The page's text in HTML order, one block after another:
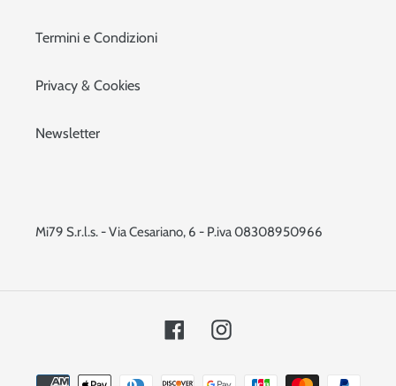
Termini e Condizioni
Privacy & Cookies
Newsletter
Mi79 S.r.l.s. - Via Cesariano, 6 - P.iva 08308950966
FacebookInstagram
Metodi